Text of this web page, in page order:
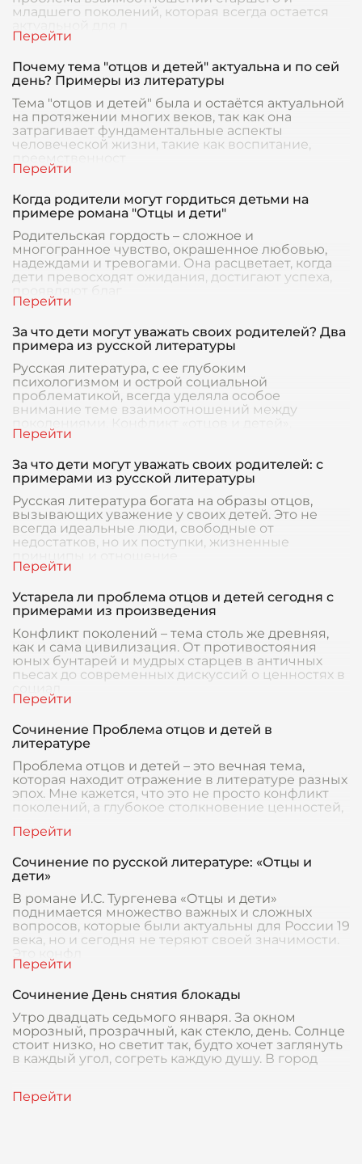
младшего поколений, которая всегда остается
Почему тема "отцов и детей" актуальна и по сей
день? Примеры из литературы
Тема "отцов и детей" была и остаётся актуальной
на протяжении многих веков, так как она
затрагивает фундаментальные аспекты
человеческой жизни, такие как воспитание,
Когда родители могут гордиться детьми на
примере романа "Отцы и дети"
Родительская гордость – сложное и
многогранное чувство, окрашенное любовью,
надеждами и тревогами. Она расцветает, когда
дети превосходят ожидания, достигают успеха,
проявляют благ
За что дети могут уважать своих родителей? Два
примера из русской литературы
Русская литература, с ее глубоким
психологизмом и острой социальной
проблематикой, всегда уделяла особое
внимание теме взаимоотношений между
поколениями. Конфликт «отцов и детей»,
За что дети могут уважать своих родителей: с
примерами из русской литературы
Русская литература богата на образы отцов,
вызывающих уважение у своих детей. Это не
всегда идеальные люди, свободные от
недостатков, но их поступки, жизненные
Устарела ли проблема отцов и детей сегодня с
примерами из произведения
Конфликт поколений – тема столь же древняя,
как и сама цивилизация. От противостояния
юных бунтарей и мудрых старцев в античных
пьесах до современных дискуссий о ценностях в
Сочинение Проблема отцов и детей в
литературе
Проблема отцов и детей – это вечная тема,
которая находит отражение в литературе разных
эпох. Мне кажется, что это не просто конфликт
поколений, а глубокое столкновение ценностей,
Сочинение по русской литературе: «Отцы и
дети»
В романе И.С. Тургенева «Отцы и дети»
поднимается множество важных и сложных
вопросов, которые были актуальны для России 19
века, но и сегодня не теряют своей значимости.
Это конфл
Сочинение День снятия блокады
Утро двадцать седьмого января. За окном
морозный, прозрачный, как стекло, день. Солнце
стоит низко, но светит так, будто хочет заглянуть
в каждый угол, согреть каждую душу. В город